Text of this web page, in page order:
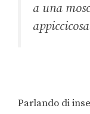
a una
Parlando di